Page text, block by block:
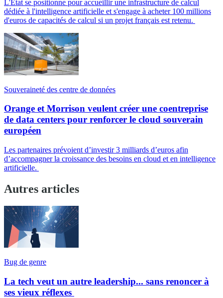
L'État se positionne pour accueillir une infrastructure de calcul
dédiée à l'intelligence artificielle et s'engage à acheter 100 millions
d'euros de capacités de calcul si un projet français est retenu.
Souveraineté des centre de données
Orange et Morrison veulent créer une coentreprise
de data centers pour renforcer le cloud souverain
européen
Les partenaires prévoient d’investir 3 milliards d’euros afin
d’accompagner la croissance des besoins en cloud et en intelligence
artificielle.
Autres articles
Bug de genre
La tech veut un autre leadership... sans renoncer à
ses vieux réflexes